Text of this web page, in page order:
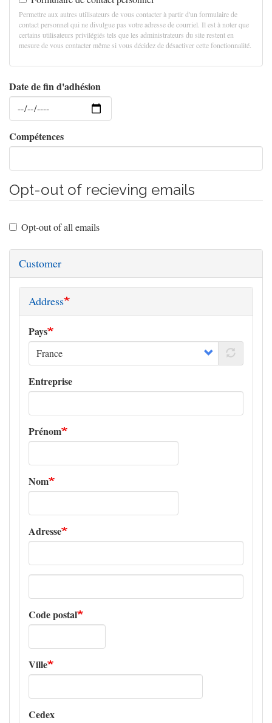
Permettre aux autres utilisateurs de vous contacter à partir d'un formulaire de
contact personnel qui ne divulgue pas votre adresse de courriel. Il est à noter que
certains utilisateurs privilégiés tels que les administrateurs du site restent en
mesure de vous contacter même si vous décidez de désactiver cette fonctionnalité.
Date de fin d'adhésion
Date
Compétences
Opt-out of recieving emails
Opt-out of all emails
Customer
Address
Pays
Entreprise
Prénom
Nom
Adresse
Adresse
Code postal
Ville
Cedex